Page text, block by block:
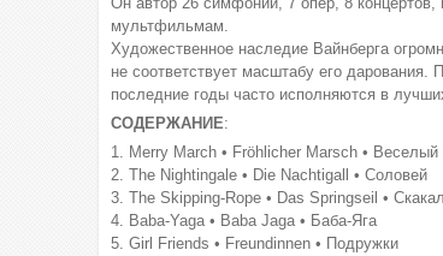
мультфильмам.
Художественное наследие Вайнберга
не соответствует масштабу его дарования.
последние годы часто исполняются в
СОДЕРЖАНИЕ:
1. Merry March • Fröhlicher Marsch •
2. The Nightingale • Die Nachtigall • Соловей
3. The Skipping-Rope • Das Springseil •
4. Baba-Yaga • Baba Jaga • Баба-Яга
5. Girl Friends • Freundinnen • Подружки